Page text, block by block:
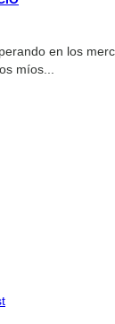
en los
míos...